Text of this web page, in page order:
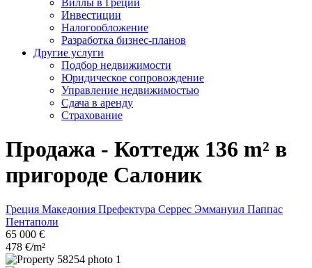
Виллы в Греции
Инвестиции
Налогообложение
Разработка бизнес-планов
Другие услуги
Подбор недвижимости
Юридическое сопровождение
Управление недвижимостью
Сдача в аренду
Страхование
Продажа - Коттедж 136 m² в
пригороде Салоник
Греция Македония Префектура Серрес Эммануил Паппас
Пентаполи
65 000 €
478 €/m²